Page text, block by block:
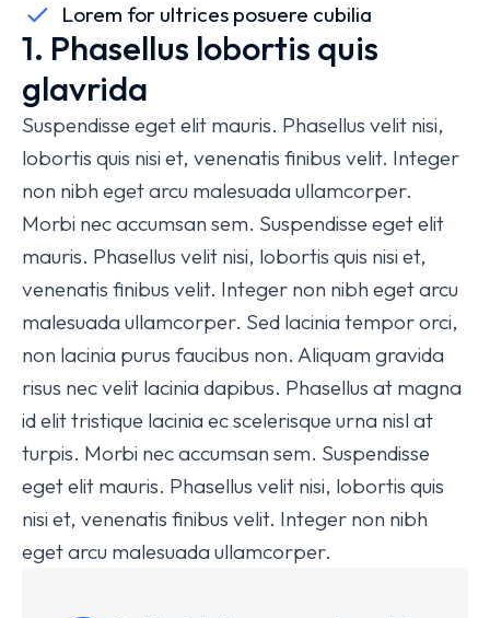
Lorem for ultrices posuere cubilia
1. Phasellus lobortis quis
glavrida
Suspendisse eget elit mauris. Phasellus velit nisi,
lobortis quis nisi et, venenatis finibus velit. Integer
non nibh eget arcu malesuada ullamcorper.
Morbi nec accumsan sem. Suspendisse eget elit
mauris. Phasellus velit nisi, lobortis quis nisi et,
venenatis finibus velit. Integer non nibh eget arcu
malesuada ullamcorper. Sed lacinia tempor orci,
non lacinia purus faucibus non. Aliquam gravida
risus nec velit lacinia dapibus. Phasellus at magna
id elit tristique lacinia ec scelerisque urna nisl at
turpis. Morbi nec accumsan sem. Suspendisse
eget elit mauris. Phasellus velit nisi, lobortis quis
nisi et, venenatis finibus velit. Integer non nibh
eget arcu malesuada ullamcorper.